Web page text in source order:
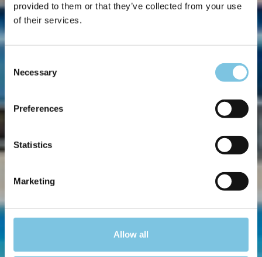
provided to them or that they’ve collected from your use
of their services.
Selection
Necessary
Preferences
Statistics
Marketing
Allow all